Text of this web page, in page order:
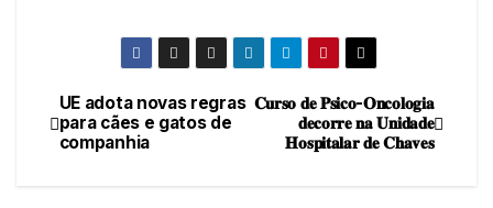
Navegação
de
𝐂𝐮𝐫𝐬𝐨 𝐝𝐞 𝐏𝐬𝐢𝐜𝐨-𝐎𝐧𝐜𝐨𝐥𝐨𝐠𝐢𝐚
𝐝𝐞𝐜𝐨𝐫𝐫𝐞 𝐧𝐚 𝐔𝐧𝐢𝐝𝐚𝐝𝐞
𝐇𝐨𝐬𝐩𝐢𝐭𝐚𝐥𝐚𝐫 𝐝𝐞 𝐂𝐡𝐚𝐯𝐞𝐬
UE adota novas regras
para cães e gatos de
companhia